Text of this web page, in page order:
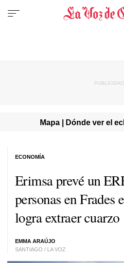
Mapa | Dónde ver el
Erimsa prevé un
personas en Frades
logra extraer cuarzo
EMMA ARAÚJO
SANTIAGO / LA VOZ
ECONOMÍA